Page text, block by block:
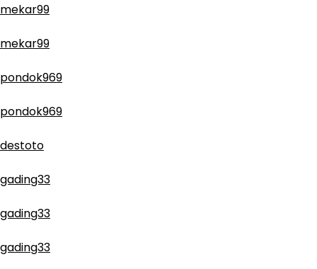
mekar99
mekar99
pondok969
pondok969
destoto
gading33
gading33
gading33